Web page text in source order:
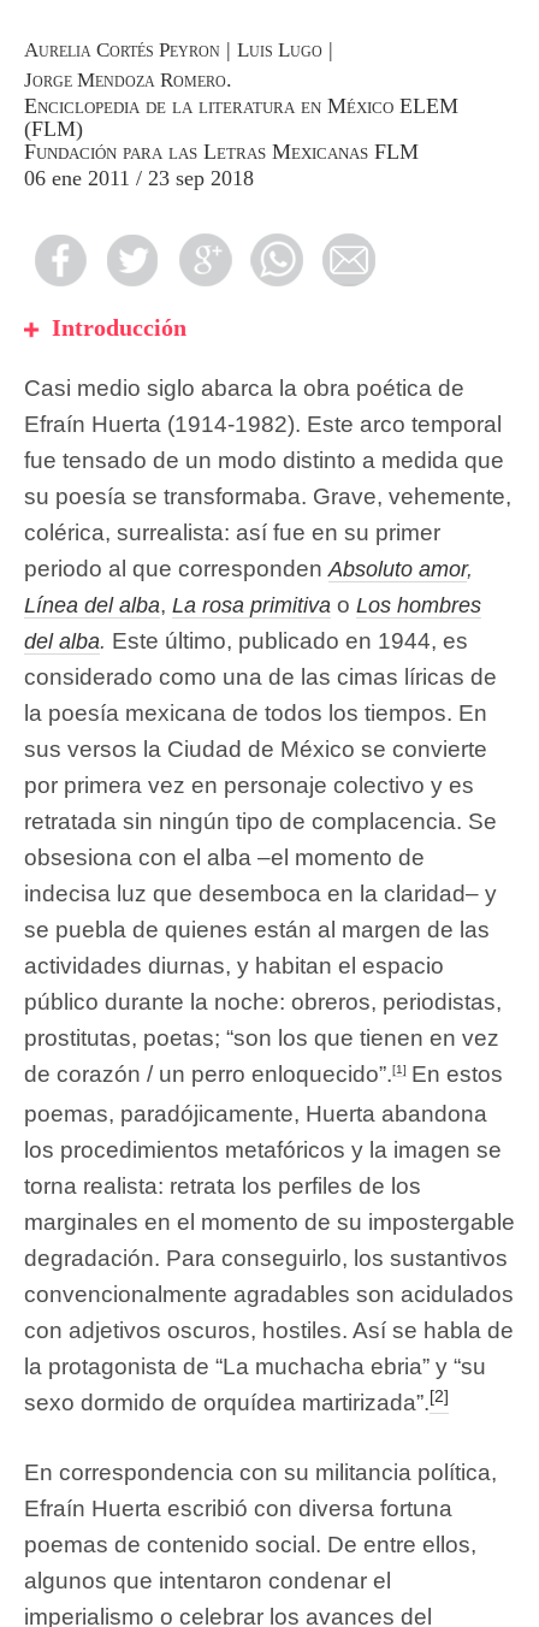
Aurelia Cortés Peyron | Luis Lugo |
Jorge Mendoza Romero.
Enciclopedia de la literatura en México ELEM
(FLM)
Fundación para las Letras Mexicanas FLM
06 ene 2011 / 23 sep 2018
Introducción
Casi medio siglo abarca la obra poética de
Efraín Huerta (1914-1982). Este arco temporal
fue tensado de un modo distinto a medida que
su poesía se transformaba. Grave, vehemente,
colérica, surrealista: así fue en su primer
periodo al que corresponden Absoluto amor,
Línea del alba, La rosa primitiva o Los hombres
del alba. Este último, publicado en 1944, es
considerado como una de las cimas líricas de
la poesía mexicana de todos los tiempos. En
sus versos la Ciudad de México se convierte
por primera vez en personaje colectivo y es
retratada sin ningún tipo de complacencia. Se
obsesiona con el alba –el momento de
indecisa luz que desemboca en la claridad– y
se puebla de quienes están al margen de las
actividades diurnas, y habitan el espacio
público durante la noche: obreros, periodistas,
prostitutas, poetas; “son los que tienen en vez
de corazón / un perro enloquecido”.[1] En estos
poemas, paradójicamente, Huerta abandona
los procedimientos metafóricos y la imagen se
torna realista: retrata los perfiles de los
marginales en el momento de su impostergable
degradación. Para conseguirlo, los sustantivos
convencionalmente agradables son acidulados
con adjetivos oscuros, hostiles. Así se habla de
la protagonista de “La muchacha ebria” y “su
sexo dormido de orquídea martirizada”.[2]
En correspondencia con su militancia política,
Efraín Huerta escribió con diversa fortuna
poemas de contenido social. De entre ellos,
algunos que intentaron condenar el
imperialismo o celebrar los avances del